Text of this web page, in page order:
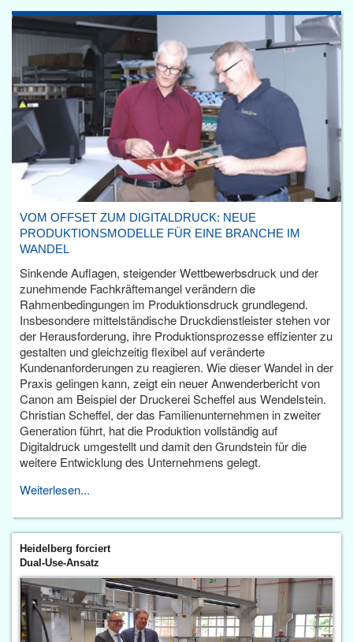
VOM OFFSET ZUM DIGITALDRUCK: NEUE
PRODUKTIONSMODELLE FÜR EINE BRANCHE IM
WANDEL
Sinkende Auflagen, steigender Wettbewerbsdruck und der
zunehmende Fachkräftemangel verändern die
Rahmenbedingungen im Produktionsdruck grundlegend.
Insbesondere mittelständische Druckdienstleister stehen vor
der Herausforderung, ihre Produktionsprozesse effizienter zu
gestalten und gleichzeitig flexibel auf veränderte
Kundenanforderungen zu reagieren. Wie dieser Wandel in der
Praxis gelingen kann, zeigt ein neuer Anwenderbericht von
Canon am Beispiel der Druckerei Scheffel aus Wendelstein.
Christian Scheffel, der das Familienunternehmen in zweiter
Generation führt, hat die Produktion vollständig auf
Digitaldruck umgestellt und damit den Grundstein für die
weitere Entwicklung des Unternehmens gelegt.
Weiterlesen...
Heidelberg forciert
Dual-Use-Ansatz